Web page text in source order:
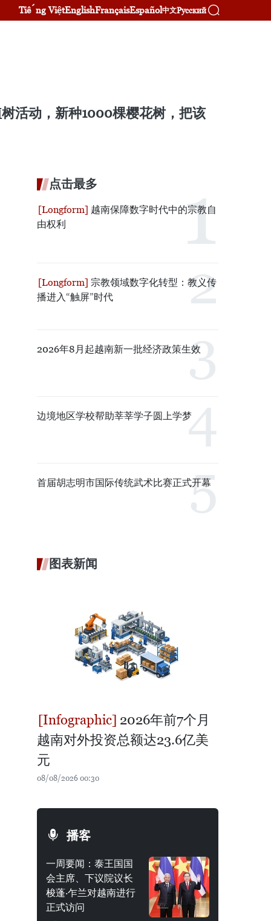
Tiếng ViệtEnglishFrançaisEspañol中文Русский
活动，新种1000棵樱花树，把该
点击最多
越南保障数字时代中的宗教自
由权利
宗教领域数字化转型：教义传
播进入“触屏”时代
2026年8月起越南新一批经济政策生效
边境地区学校帮助莘莘学子圆上学梦
首届胡志明市国际传统武术比赛正式开幕
图表新闻
2026年前7个月
越南对外投资总额达23.6亿美
元
08/08/2026 00:30
播客
一周要闻：泰王国国
会主席、下议院议长
梭蓬·乍兰对越南进行
正式访问